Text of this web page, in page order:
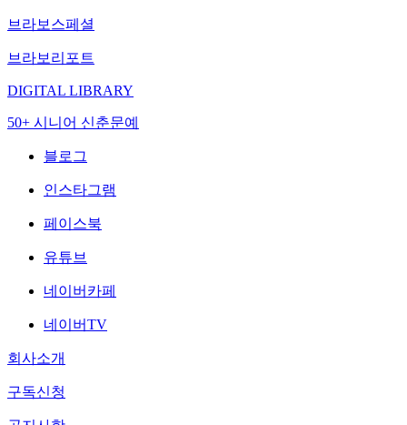
브라보스페셜
브라보리포트
DIGITAL LIBRARY
50+ 시니어 신춘문예
블로그
인스타그램
페이스북
유튜브
네이버카페
네이버TV
회사소개
구독신청